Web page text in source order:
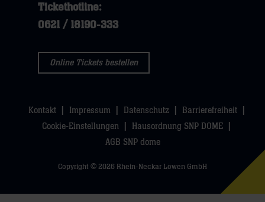
Tickethotline:
0621 / 18190-333
Online Tickets bestellen
Kontakt Impressum Datenschutz
Barrierefreiheit
Cookie-Einstellungen
Hausordnung SNP DOME
AGB SNP dome
Copyright © 2026 Rhein-Neckar Löwen GmbH